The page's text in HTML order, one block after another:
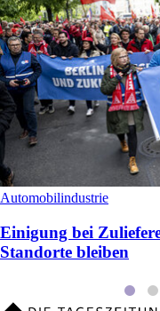
Automobilindustrie
Einigung bei
Standorte bleiben